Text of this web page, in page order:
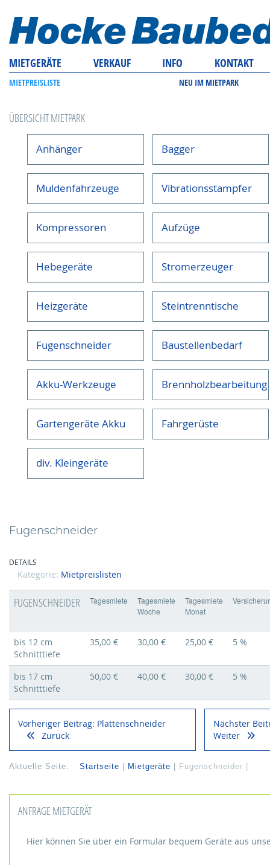
MIETGERÄTE VERKAUF INFO KONTAKT
MIETPREISLISTE NEU IM MIETPARK
ÜBERSICHT MIETPARK
Anhänger Bagger
Muldenfahrzeuge Vibrationsstampfer
Kompressoren Aufzüge
Hebegeräte Stromerzeuger
Heizgeräte Steintrenntische
Fugenschneider Baustellenbedarf
Akku-Werkzeuge Brennholzbearbeitung
Gartengeräte Akku Fahrgerüste
div. Kleingeräte
Fugenschneider
DETAILS
Kategorie: Mietpreislisten
FUGENSCHNEIDER Tagesmiete
Tagesmiete
Woche
Tagesmiete
Monat
bis 12 cm
Schnitttiefe
35,00 € 30,00 € 25,00 € 5 %
bis 17 cm
Schnitttiefe
50,00 € 40,00 € 30,00 € 5 %
Vorheriger Beitrag: Plattenschneider
Zurück
Nächster
Weiter
Aktuelle Seite: Startseite Mietgeräte Fugenschneider
ANFRAGE MIETGERÄT
Hier können Sie über ein Formular bequem Geräte aus